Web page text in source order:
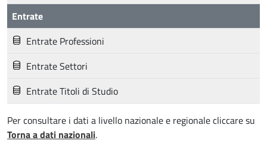
Entrate
Entrate Professioni
Entrate Settori
Entrate Titoli di Studio
Per consultare i dati a livello nazionale e regionale cliccare su
Torna a dati nazionali.